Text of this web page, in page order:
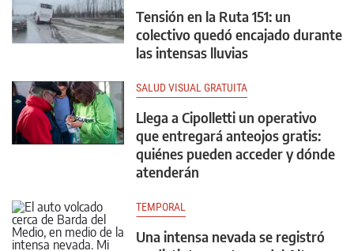
Tensión en la Ruta 151: un
colectivo quedó encajado durante
las intensas lluvias
SALUD VISUAL GRATUITA
Llega a Cipolletti un operativo
que entregará anteojos gratis:
quiénes pueden acceder y dónde
atenderán
TEMPORAL
Una intensa nevada se registró